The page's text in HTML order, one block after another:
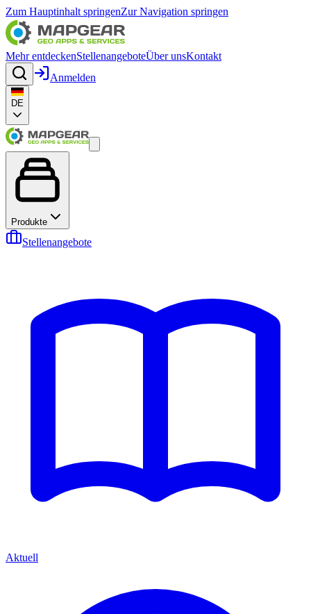
Zum Hauptinhalt springenZur Navigation springen
Mehr entdeckenStellenangeboteÜber unsKontakt
Anmelden
DE
Produkte
Stellenangebote
Aktuell